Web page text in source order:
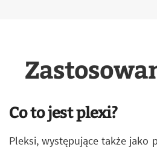
Co to jest plexi?
Pleksi, występujące także jako